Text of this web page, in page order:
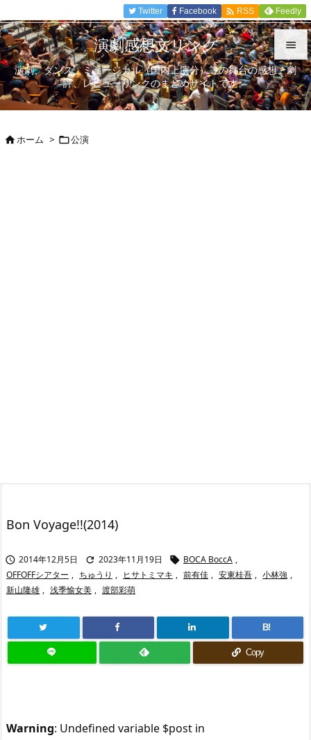


メニュ

Twitter Facebook  RSS Feedly
演劇感想文リンク
演劇、ダンス、ミュージカル（国内上演分）等の舞台の感想、劇
評、レビューリンクのまとめサイトです。
ホーム > 公演
Bon Voyage!!(2014)
 2014年12月5日  2023年11月19日  BOCA BoccA ,
OFFOFFシアター , ちゅうり , ヒサトミマキ , 前有佳 , 安東桂吾 , 小林強 ,
新山隆雄 , 浅季愉女美 , 渡部彩萌
B!
Copy
Warning: Undefined variable $post in